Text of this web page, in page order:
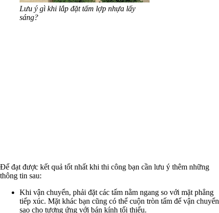
Lưu ý gì khi lắp đặt tấm lợp nhựa lấy
sáng?
Để đạt được kết quả tốt nhất khi thi công bạn cần lưu ý thêm những
thông tin sau:
Khi vận chuyển, phải đặt các tấm nằm ngang so với mặt phẳng
tiếp xúc. Mặt khác bạn cũng có thể cuộn tròn tấm để vận chuyển
sao cho tương ứng với bán kính tối thiểu.